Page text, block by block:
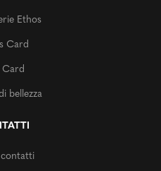
Ethos
Card
bellezza
contatti